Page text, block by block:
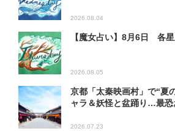
2026.08.04
【魔女占い】8月6日 各
2026.08.05
京都「太秦映画村」で“夏
ャラ＆妖怪と盆踊り…最恐
2026.07.23